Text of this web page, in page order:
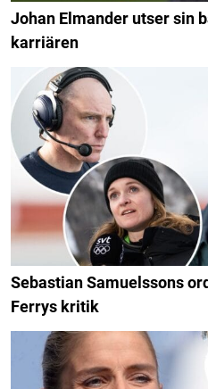
Johan Elmander utser sin
karriären
Sebastian Samuelssons
Ferrys kritik